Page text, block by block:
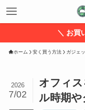
＼ お買
ホーム 安く買う方法 ガジェ
オフィ
ル時期
2026
7/02